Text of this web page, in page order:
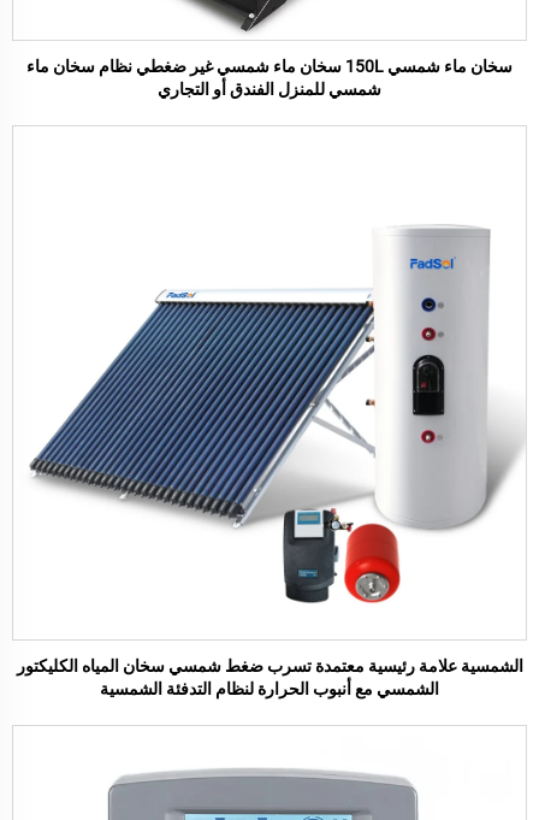
سخان ماء شمسي 150L سخان ماء شمسي غير ضغطي نظام سخان ماء
شمسي للمنزل الفندق أو التجاري
الشمسية علامة رئيسية معتمدة تسرب ضغط شمسي سخان المياه الكليكتور
الشمسي مع أنبوب الحرارة لنظام التدفئة الشمسية